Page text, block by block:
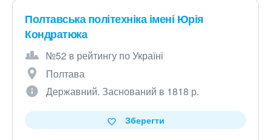
Полтавська політехніка імені Юрія
Кондратюка
№52 в рейтингу по Україні
Полтава
Державний. Заснований в 1818 р.
Зберегти